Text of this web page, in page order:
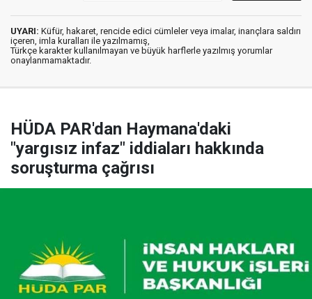
UYARI: Küfür, hakaret, rencide edici cümleler veya imalar, inançlara saldırı
içeren, imla kuralları ile yazılmamış,
Türkçe karakter kullanılmayan ve büyük harflerle yazılmış yorumlar
onaylanmamaktadır.
HÜDA PAR'dan Haymana'daki
"yargısız infaz" iddiaları hakkında
soruşturma çağrısı